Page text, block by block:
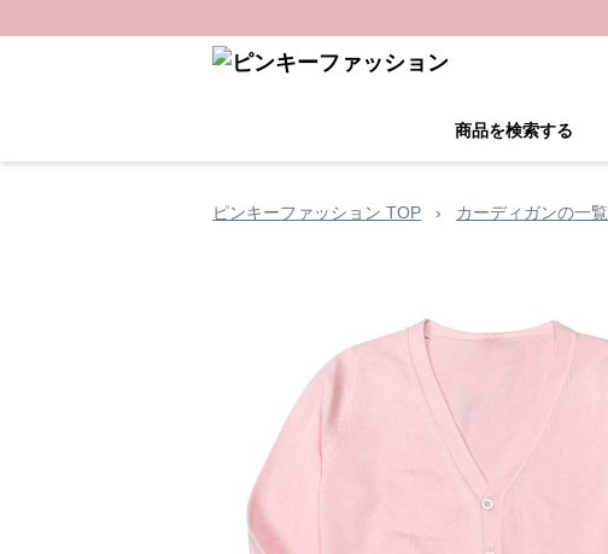
商品を検索する
ピンキーファッション TOP › カーディガンの一覧